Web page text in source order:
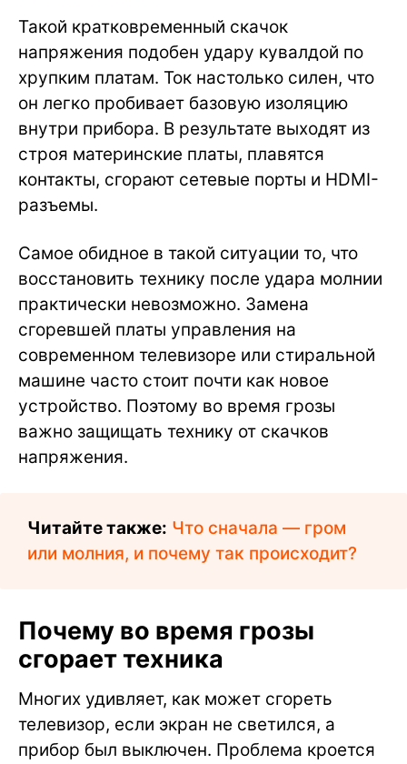
Такой кратковременный скачок
напряжения подобен удару кувалдой по
хрупким платам. Ток настолько силен, что
он легко пробивает базовую изоляцию
внутри прибора. В результате выходят из
строя материнские платы, плавятся
контакты, сгорают сетевые порты и HDMI-
разъемы.
Самое обидное в такой ситуации то, что
восстановить технику после удара молнии
практически невозможно. Замена
сгоревшей платы управления на
современном телевизоре или стиральной
машине часто стоит почти как новое
устройство. Поэтому во время грозы
важно защищать технику от скачков
напряжения.
Читайте также: Что сначала — гром
или молния, и почему так происходит?
Почему во время грозы
сгорает техника
Многих удивляет, как может сгореть
телевизор, если экран не светился, а
прибор был выключен. Проблема кроется